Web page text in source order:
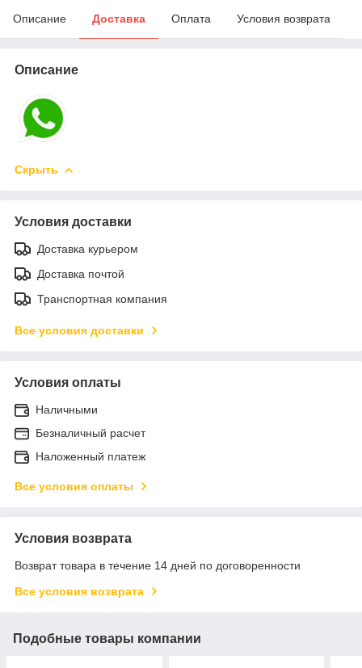
Описание Доставка Оплата Условия возврата
Описание
Скрыть
Условия доставки
Доставка курьером
Доставка почтой
Транспортная компания
Все условия доставки
Условия оплаты
Наличными
Безналичный расчет
Наложенный платеж
Все условия оплаты
Условия возврата
Возврат товара в течение 14 дней по договоренности
Все условия возврата
Подобные товары компании